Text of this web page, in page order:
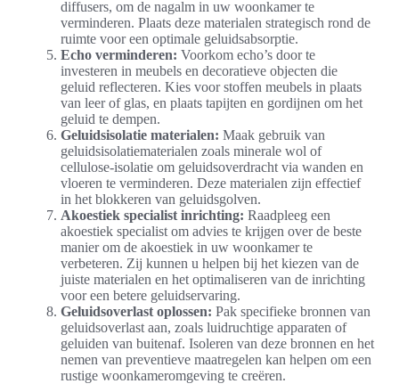
diffusers, om de nagalm in uw woonkamer te
verminderen. Plaats deze materialen strategisch rond de
ruimte voor een optimale geluidsabsorptie.
Echo verminderen: Voorkom echo’s door te
investeren in meubels en decoratieve objecten die
geluid reflecteren. Kies voor stoffen meubels in plaats
van leer of glas, en plaats tapijten en gordijnen om het
geluid te dempen.
Geluidsisolatie materialen: Maak gebruik van
geluidsisolatiematerialen zoals minerale wol of
cellulose-isolatie om geluidsoverdracht via wanden en
vloeren te verminderen. Deze materialen zijn effectief
in het blokkeren van geluidsgolven.
Akoestiek specialist inrichting: Raadpleeg een
akoestiek specialist om advies te krijgen over de beste
manier om de akoestiek in uw woonkamer te
verbeteren. Zij kunnen u helpen bij het kiezen van de
juiste materialen en het optimaliseren van de inrichting
voor een betere geluidservaring.
Geluidsoverlast oplossen: Pak specifieke bronnen van
geluidsoverlast aan, zoals luidruchtige apparaten of
geluiden van buitenaf. Isoleren van deze bronnen en het
nemen van preventieve maatregelen kan helpen om een
rustige woonkameromgeving te creëren.